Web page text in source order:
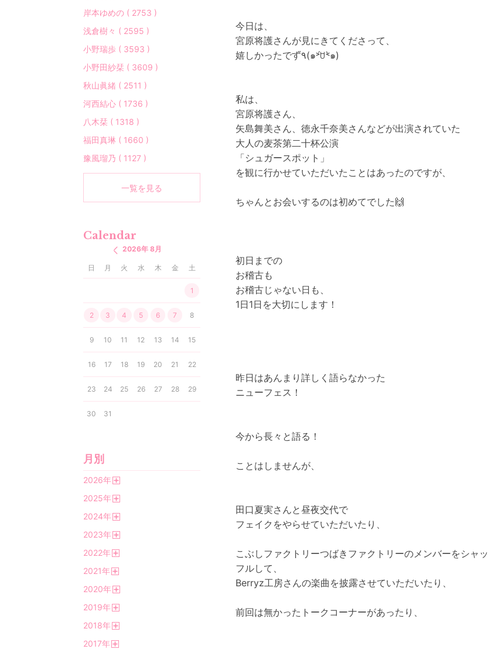
今日は、
宮原将護さんが見にきてくださって、
嬉しかったです٩̋(๑˃́ꇴ˂̀๑)
私は、
宮原将護さん、
矢島舞美さん、徳永千奈美さんなどが出演されていた
大人の麦茶第二十杯公演
「シュガースポット」
を観に行かせていただいたことはあったのですが、
ちゃんとお会いするのは初めてでした🙌
初日までの
お稽古も
お稽古じゃない日も、
1日1日を大切にします！
昨日はあんまり詳しく語らなかった
ニューフェス！
今から長々と語る！
ことはしませんが、
田口夏実さんと昼夜交代で
フェイクをやらせていただいたり、
こぶしファクトリーつばきファクトリーのメンバーをシャッ
フルして、
Berryz工房さんの楽曲を披露させていただいたり、
前回は無かったトークコーナーがあったり、
岸本ゆめの ( 2753 )
浅倉樹々 ( 2595 )
小野瑞歩 ( 3593 )
小野田紗栞 ( 3609 )
秋山眞緒 ( 2511 )
河西結心 ( 1736 )
八木栞 ( 1318 )
福田真琳 ( 1660 )
豫風瑠乃 ( 1127 )
一覧を見る
Calendar
2026年 8月
日 月 火 水 木 金 土
1
2 3 4 5 6 7 8
9 10 11 12 13 14 15
16 17 18 19 20 21 22
23 24 25 26 27 28 29
30 31
月別
2026年
2025年
2024年
2023年
2022年
2021年
2020年
2019年
2018年
2017年